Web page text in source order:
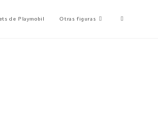
de Playmobil Otras figuras